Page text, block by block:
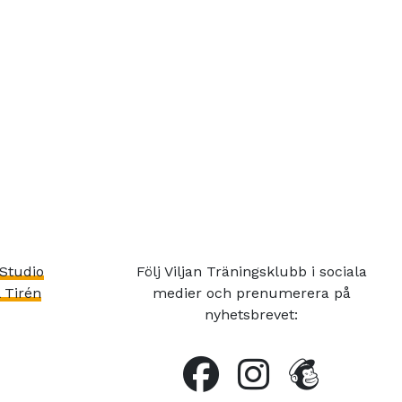
Tirén
Följ Viljan Träningsklubb i sociala
medier och prenumerera på
nyhetsbrevet: